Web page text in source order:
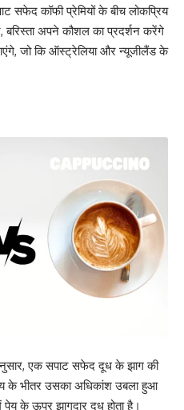
सफेद कॉफी प्रेमियों के बीच लोकप्रिय
अपने कौशल का प्रदर्शन करेंगे
जो कि ऑस्ट्रेलिया और न्यूजीलैंड के
एक सपाट सफेद दूध के झाग की
के भीतर उसका अधिकांश उबला हुआ
के ऊपर झागदार दूध होता है।